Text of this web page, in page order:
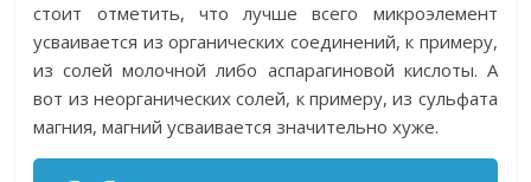
стоит отметить, что лучше всего микроэлемент
усваивается из органических соединений, к примеру,
из солей молочной либо аспарагиновой кислоты. А
вот из неорганических солей, к примеру, из сульфата
магния, магний усваивается значительно хуже.